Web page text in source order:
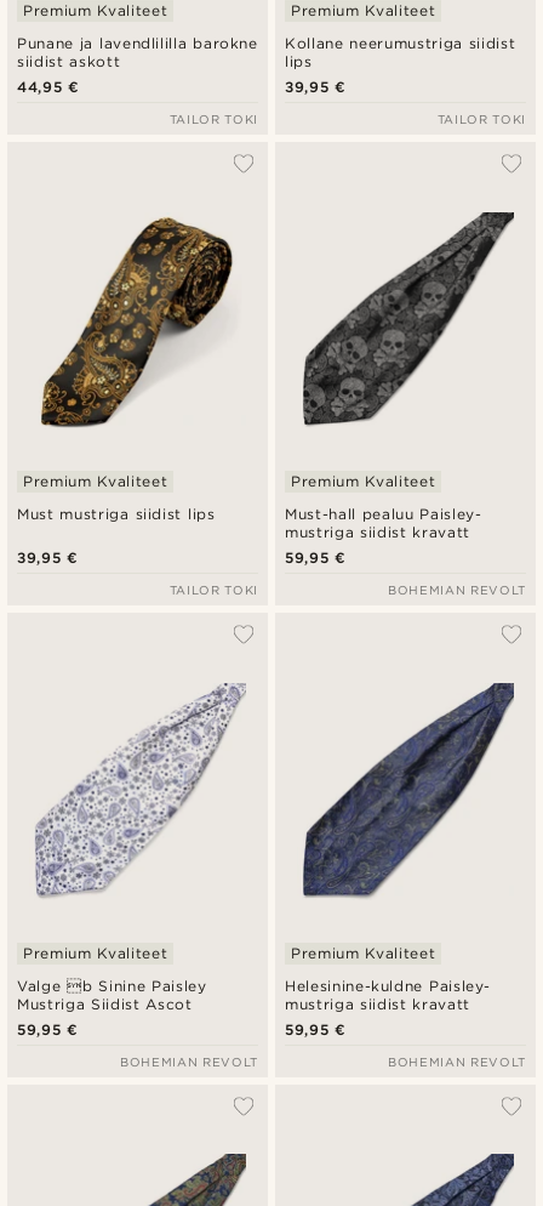
Punane ja lavendlililla barokne
siidist askott
Premium Kvaliteet
44,95 €
TAILOR TOKI
Kollane neerumustriga siidist
lips
Premium Kvaliteet
39,95 €
TAILOR TOKI
Must mustriga siidist lips
Premium Kvaliteet
39,95 €
TAILOR TOKI
Must-hall pealuu Paisley-
mustriga siidist kravatt
Premium Kvaliteet
59,95 €
BOHEMIAN REVOLT
Valge b Sinine Paisley
Mustriga Siidist Ascot
Premium Kvaliteet
59,95 €
BOHEMIAN REVOLT
Helesinine-kuldne Paisley-
mustriga siidist kravatt
Premium Kvaliteet
59,95 €
BOHEMIAN REVOLT